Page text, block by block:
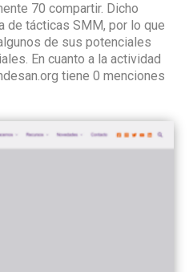
70 compartir. Dicho
de tácticas SMM, por lo que
de sus potenciales
En cuanto a la actividad
tiene 0 menciones